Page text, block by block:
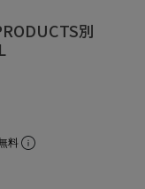
別
料